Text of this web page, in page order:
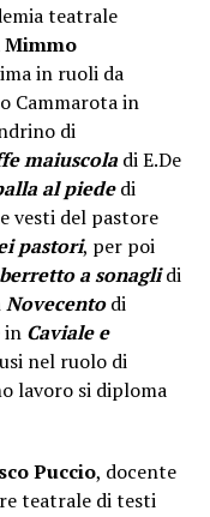
teatrale
Mimmo
in ruoli da
Cammarota in
di
maiuscoladi E.De
al piededi
vesti del pastore
pastori, per poi
asonaglidi
Novecentodi
in Caviale e
nel ruolo di
lavoro si diploma
Puccio, docente
teatrale di testi